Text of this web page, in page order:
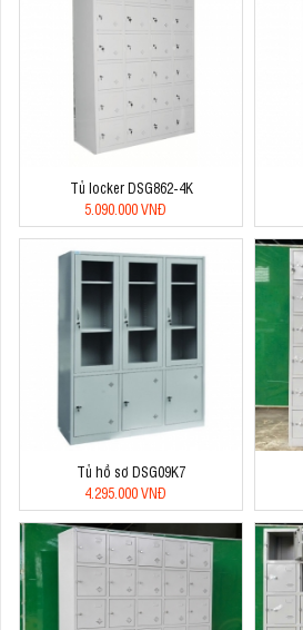
Tủ locker DSG862-4K
5.090.000 VNĐ
Tủ hồ sơ DSG09K7
4.295.000 VNĐ